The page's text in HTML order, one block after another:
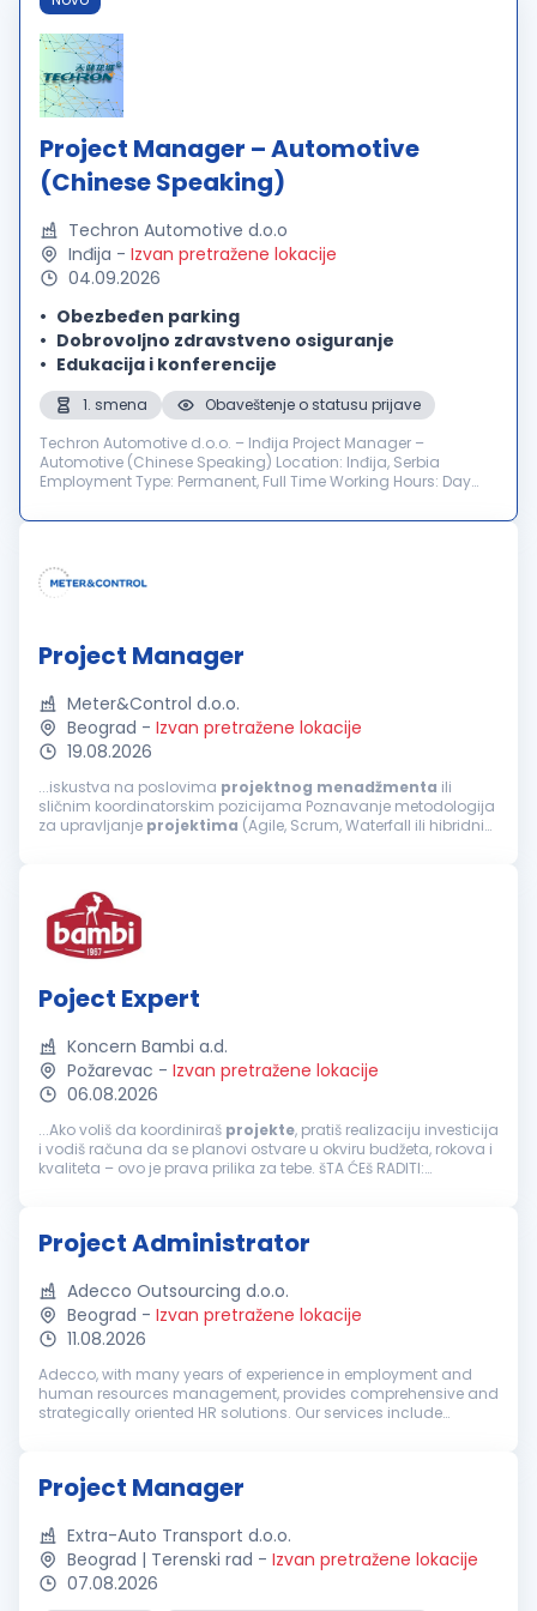
Project Manager – Automotive
(Chinese Speaking)
Techron Automotive d.o.o
Inđija - Izvan pretražene lokacije
04.09.2026
Obezbeđen parking
Dobrovoljno zdravstveno osiguranje
Edukacija i konferencije
1. smena
Obaveštenje o statusu prijave
Techron Automotive d.o.o. – Inđija Project Manager –
Automotive (Chinese Speaking) Location: Inđija, Serbia
Employment Type: Permanent, Full Time Working Hours: Day
About Us Techron Autom...
Project Manager
Meter&Control d.o.o.
Beograd - Izvan pretražene lokacije
19.08.2026
...iskustva na poslovima projektnog menadžmenta ili
sličnim koordinatorskim pozicijama Poznavanje metodologija
za upravljanje projektima (Agile, Scrum, Waterfall ili hibridni
Poject Expert
Koncern Bambi a.d.
Požarevac - Izvan pretražene lokacije
06.08.2026
...Ako voliš da koordiniraš projekte, pratiš realizaciju investicija
i vodiš računa da se planovi ostvare u okviru budžeta, rokova i
kvaliteta – ovo je prava prilika za tebe. šTA ĆEš RADITI:
Project Administrator
Adecco Outsourcing d.o.o.
Beograd - Izvan pretražene lokacije
11.08.2026
Adecco, with many years of experience in employment and
human resources management, provides comprehensive and
strategically oriented HR solutions. Our services include
Project Manager
Extra-Auto Transport d.o.o.
Beograd | Terenski rad - Izvan pretražene lokacije
07.08.2026